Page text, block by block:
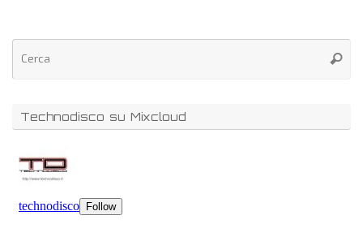
Technodisco su Mixcloud